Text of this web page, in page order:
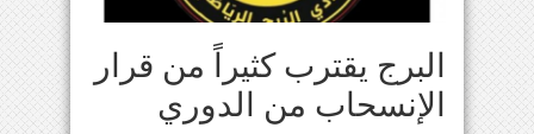
البرج يقترب كثيراً من قرار
الإنسحاب من الدوري